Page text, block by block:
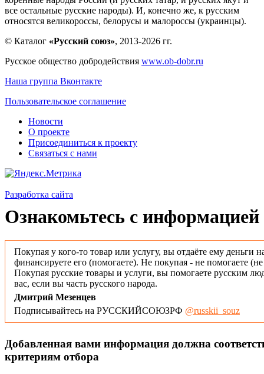
все остальные русские народы). И, конечно же, к русским
относятся великороссы, белорусы и малороссы (украинцы).
© Каталог «Русский союз», 2013-2026 гг.
Русское общество добродействия www.ob-dobr.ru
Наша группа Вконтакте
Пользовательское соглашение
Новости
О проекте
Присоединиться к проекту
Связаться с нами
Разработка сайта
Ознакомьтесь с информацией
Покупая у кого-то товар или услугу, вы отдаёте ему деньги
финансируете его (помогаете). Не покупая - не помогаете
Покупая русские товары и услуги, вы помогаете русским
вас, если вы часть русского народа.
Дмитрий Мезенцев
Подписывайтесь на РУССКИЙСОЮЗРФ @russkii_souz
Добавленная вами информация должна
критериям отбора